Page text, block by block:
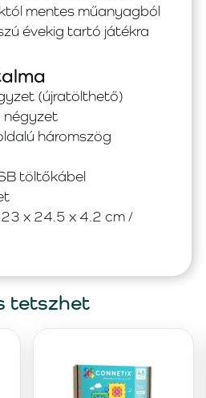
mentes műanyagból
évekig tartó játékra
(újratölthető)
négyzet
háromszög
töltőkábel
x 24.5 x 4.2 cm /
tetszhet